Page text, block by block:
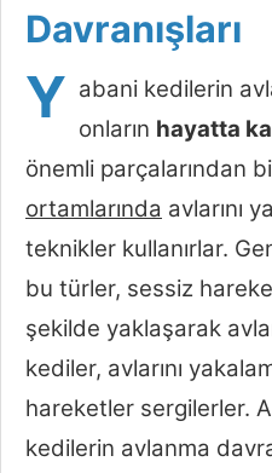
Davranışları
Y abani kedilerin
onların hayatta
önemli parçalarından
ortamlarında avlarını
teknikler kullanırlar.
bu türler, sessiz
şekilde yaklaşarak
kediler, avlarını
hareketler sergilerler.
kedilerin avlanma